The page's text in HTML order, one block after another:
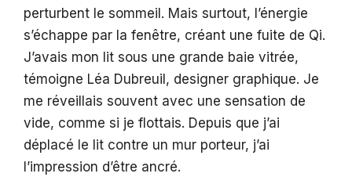
perturbent le sommeil. Mais surtout, l’énergie
s’échappe par la fenêtre, créant une fuite de Qi.
J’avais mon lit sous une grande baie vitrée,
témoigne Léa Dubreuil, designer graphique. Je
me réveillais souvent avec une sensation de
vide, comme si je flottais. Depuis que j’ai
déplacé le lit contre un mur porteur, j’ai
l’impression d’être ancré.